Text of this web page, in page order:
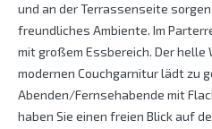
und an der Terrassenseite
freundliches Ambiente. Im
mit großem Essbereich. Der helle
modernen Couchgarnitur lädt zu
Abenden/Fernsehabende mit
haben Sie einen freien Blick auf